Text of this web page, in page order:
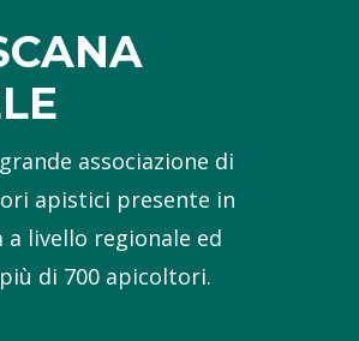
associazione di
apistici presente in
a livello regionale ed
di 700 apicoltori.